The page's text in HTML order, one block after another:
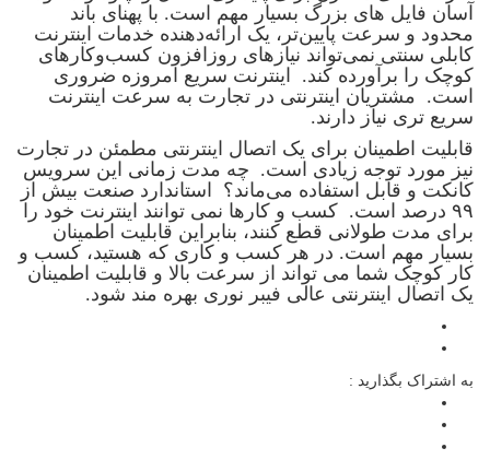
آسان فایل های بزرگ بسیار مهم است. با پهنای باند
محدود و سرعت پایین‌تر، یک ارائه‌دهنده خدمات اینترنت
کابلی سنتی نمی‌تواند نیازهای روزافزون کسب‌وکارهای
کوچک را برآورده کند. اینترنت سریع امروزه ضروری
است. مشتریان اینترنتی در تجارت به سرعت اینترنت
سریع تری نیاز دارند.
قابلیت اطمینان برای یک اتصال اینترنتی مطمئن در تجارت
نیز مورد توجه زیادی است. چه مدت زمانی این سرویس
کانکت و قابل استفاده می‌ماند؟ استاندارد صنعت بیش از
۹۹ درصد است. کسب و کارها نمی توانند اینترنت خود را
برای مدت طولانی قطع کنند، بنابراین قابلیت اطمینان
بسیار مهم است. در هر کسب و کاری که هستید، کسب و
کار کوچک شما می تواند از سرعت بالا و قابلیت اطمینان
یک اتصال اینترنتی عالی فیبر نوری بهره مند شود.
به اشتراک بگذارید :